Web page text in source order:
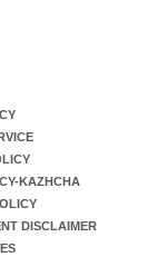
KAZHCHA
DISCLAIMER